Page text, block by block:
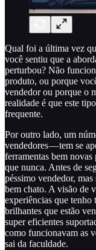
Qual foi a última vez
você sentiu que a
perturbou? Não
produto, ou porque
vendedor ou porque o
realidade é que este
frequente.
Por outro lado, um
vendedores — tem se
ferramentas bem
que nunca. Antes de
péssimo vendedor,
bem chato. A visão de
experiências que tenho
brilhantes que estão
super eficientes
como funcionavam as
sai da faculdade.